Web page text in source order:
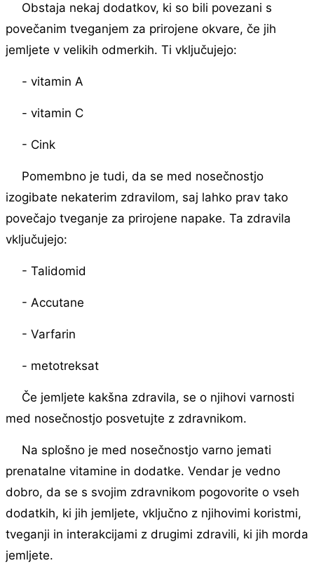
Obstaja nekaj dodatkov, ki so bili povezani s
povečanim tveganjem za prirojene okvare, če jih
jemljete v velikih odmerkih. Ti vključujejo:
- vitamin A
- vitamin C
- Cink
Pomembno je tudi, da se med nosečnostjo
izogibate nekaterim zdravilom, saj lahko prav tako
povečajo tveganje za prirojene napake. Ta zdravila
vključujejo:
- Talidomid
- Accutane
- Varfarin
- metotreksat
Če jemljete kakšna zdravila, se o njihovi varnosti
med nosečnostjo posvetujte z zdravnikom.
Na splošno je med nosečnostjo varno jemati
prenatalne vitamine in dodatke. Vendar je vedno
dobro, da se s svojim zdravnikom pogovorite o vseh
dodatkih, ki jih jemljete, vključno z njihovimi koristmi,
tveganji in interakcijami z drugimi zdravili, ki jih morda
jemljete.